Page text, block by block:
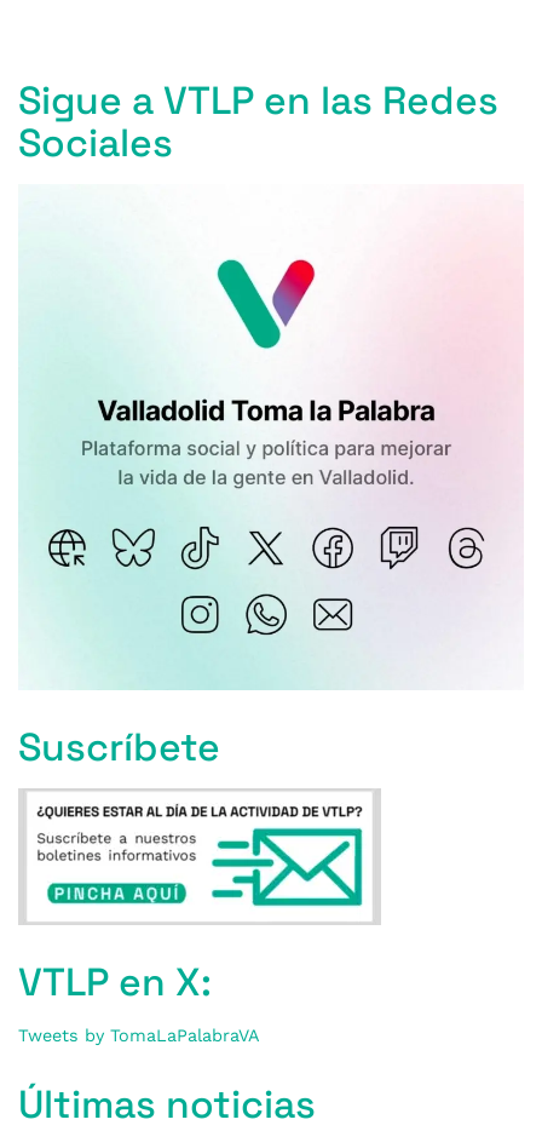
Sigue a VTLP en las Redes
Sociales
Suscríbete
VTLP en X:
Tweets by TomaLaPalabraVA
Últimas noticias